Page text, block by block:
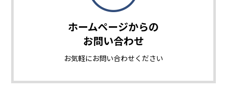
ホームページからの
お問い合わせ
お気軽にお問い合わせください